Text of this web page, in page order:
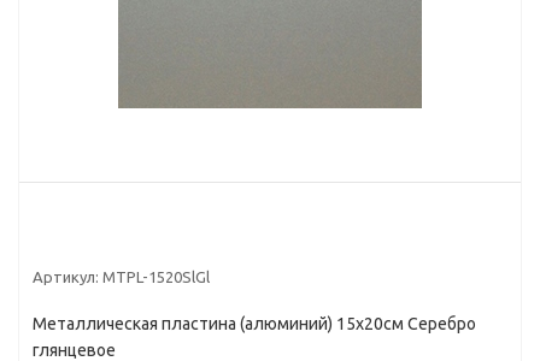
Артикул: MTPL-1520SlGl
Металлическая пластина (алюминий) 15х20см Серебро
глянцевое